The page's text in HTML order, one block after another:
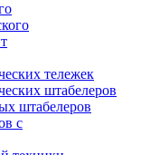
тележек
штабелеров
штабелеров
с